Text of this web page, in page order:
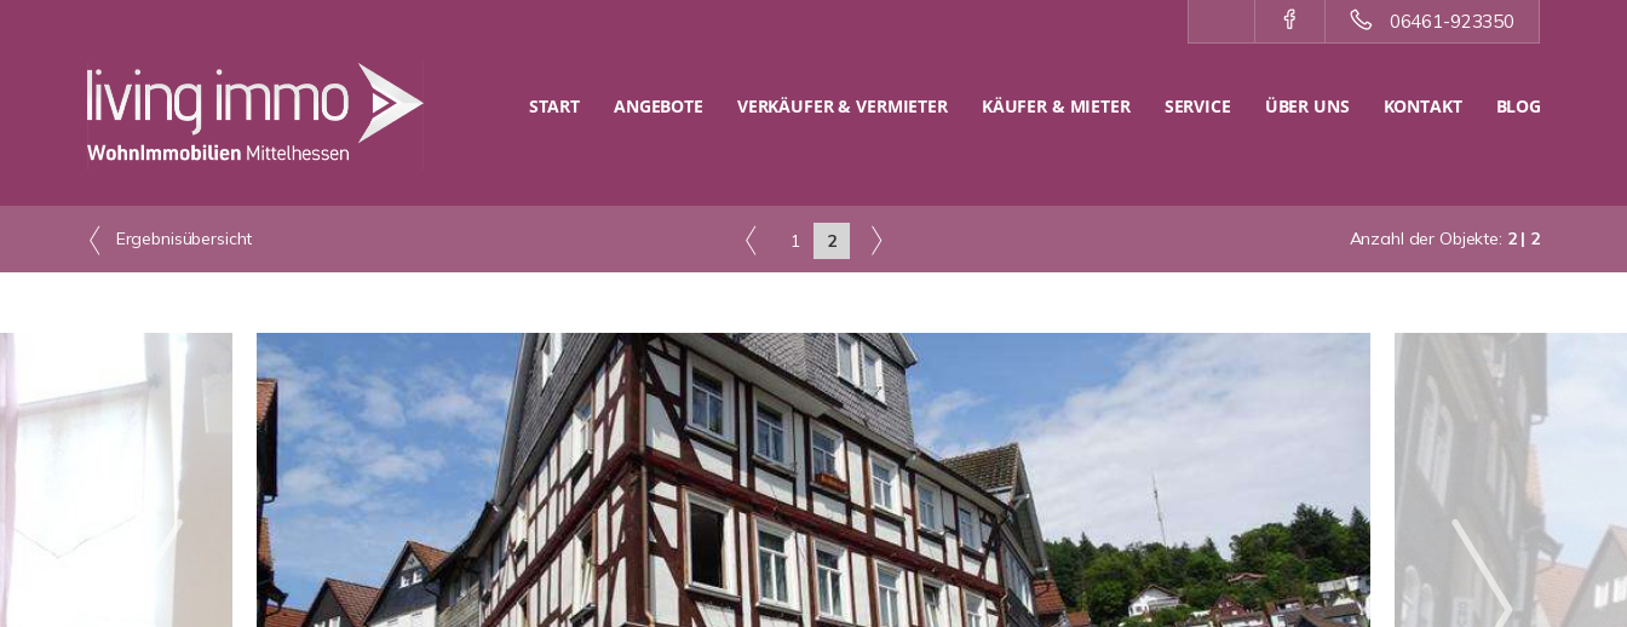
06461-923350
START ANGEBOTE VERKÄUFER & VERMIETER KÄUFER & MIETER SERVICE ÜBER UNS KONTAKT BLOG
Ergebnisübersicht 1 2 Anzahl der Objekte: 2 | 2